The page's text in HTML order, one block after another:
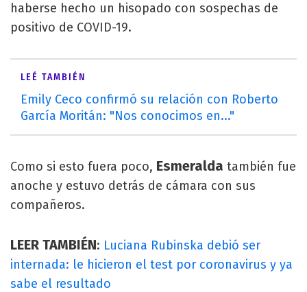
haberse hecho un hisopado con sospechas de
positivo de COVID-19.
LEÉ TAMBIÉN
Emily Ceco confirmó su relación con Roberto
García Moritán: "Nos conocimos en..."
Como si esto fuera poco, Esmeralda también fue
anoche y estuvo detrás de cámara con sus
compañeros.
LEER TAMBIÉN: Luciana Rubinska debió ser
internada: le hicieron el test por coronavirus y ya
sabe el resultado